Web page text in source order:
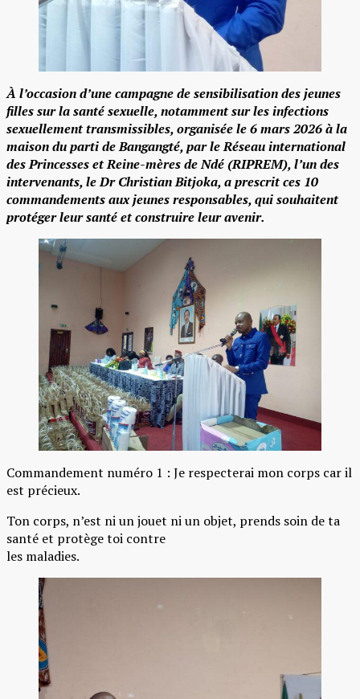
À l’occasion d’une campagne de sensibilisation des jeunes
filles sur la santé sexuelle, notamment sur les infections
sexuellement transmissibles, organisée le 6 mars 2026 à la
maison du parti de Bangangté, par le Réseau international
des Princesses et Reine-mères de Ndé (RIPREM), l’un des
intervenants, le Dr Christian Bitjoka, a prescrit ces 10
commandements aux jeunes responsables, qui souhaitent
protéger leur santé et construire leur avenir.
Commandement numéro 1 : Je respecterai mon corps car il
est précieux.
Ton corps, n’est ni un jouet ni un objet, prends soin de ta
santé et protège toi contre
les maladies.